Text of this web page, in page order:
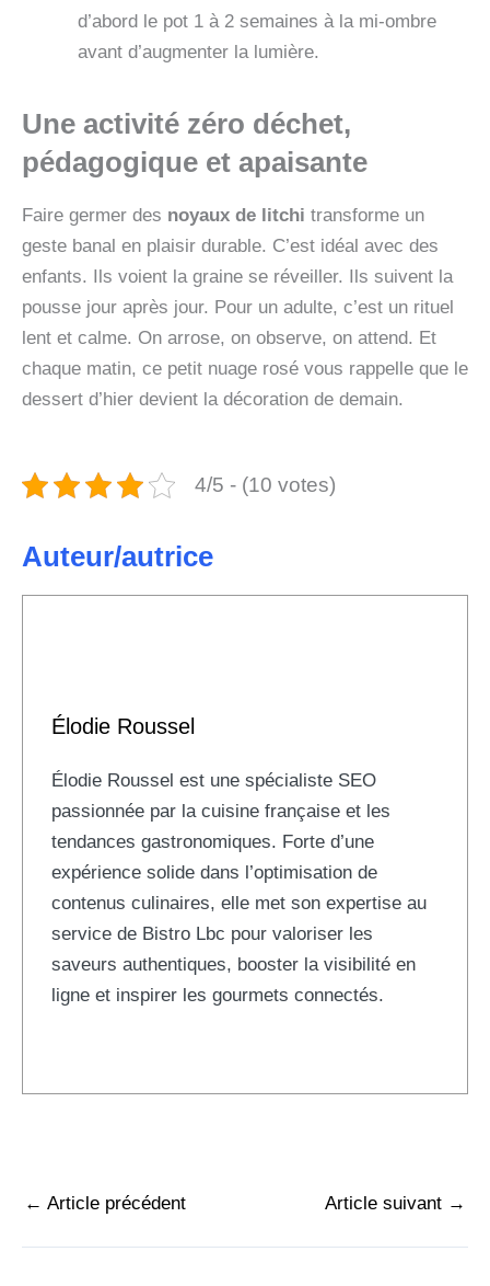
d’abord le pot 1 à 2 semaines à la mi-ombre
avant d’augmenter la lumière.
Une activité zéro déchet,
pédagogique et apaisante
Faire germer des noyaux de litchi transforme un
geste banal en plaisir durable. C’est idéal avec des
enfants. Ils voient la graine se réveiller. Ils suivent la
pousse jour après jour. Pour un adulte, c’est un rituel
lent et calme. On arrose, on observe, on attend. Et
chaque matin, ce petit nuage rosé vous rappelle que le
dessert d’hier devient la décoration de demain.
4/5 - (10 votes)
Auteur/autrice
Élodie Roussel
Élodie Roussel est une spécialiste SEO
passionnée par la cuisine française et les
tendances gastronomiques. Forte d’une
expérience solide dans l’optimisation de
contenus culinaires, elle met son expertise au
service de Bistro Lbc pour valoriser les
saveurs authentiques, booster la visibilité en
ligne et inspirer les gourmets connectés.
← Article précédent Article suivant →